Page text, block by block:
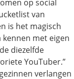
op social
van
is het magisch
kennen met eigen
diezelfde
YouTuber.”
verlangen